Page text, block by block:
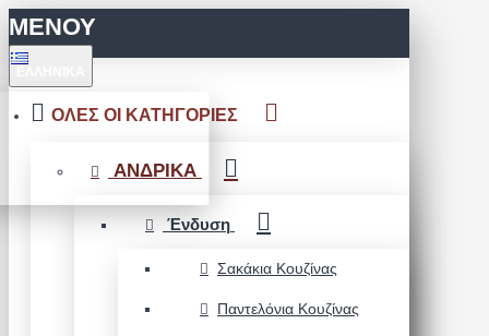
ΜΕΝΟΥ
ΟΛΕΣ ΟΙ ΚΑΤΗΓΟΡΙΕΣ
ΑΝΔΡΙΚΑ
Ένδυση
Σακάκια Κουζίνας
Παντελόνια Κουζίνας